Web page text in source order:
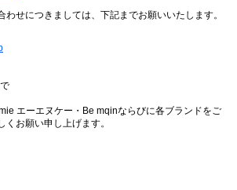
わせにつきましては、下記までお願いいたします。
エーエヌケー・Be mqinならびに各ブランドをご
お願い申し上げます。